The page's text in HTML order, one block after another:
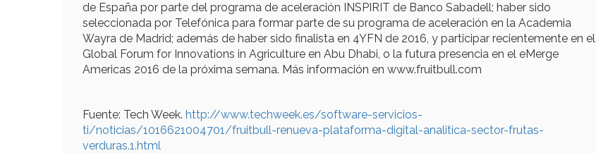
de España por parte del programa de aceleración INSPIRIT de Banco Sabadell; haber sido
seleccionada por Telefónica para formar parte de su programa de aceleración en la Academia
Wayra de Madrid; además de haber sido finalista en 4YFN de 2016, y participar recientemente en el
Global Forum for Innovations in Agriculture en Abu Dhabi, o la futura presencia en el eMerge
Americas 2016 de la próxima semana. Más información en www.fruitbull.com
Fuente: Tech Week. http://www.techweek.es/software-servicios-
ti/noticias/1016621004701/fruitbull-renueva-plataforma-digital-analitica-sector-frutas-
verduras.1.html